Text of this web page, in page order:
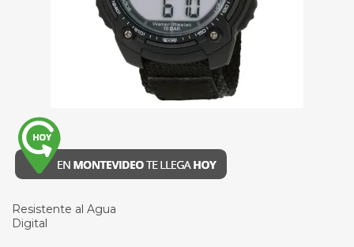
Resistente al Agua
Digital